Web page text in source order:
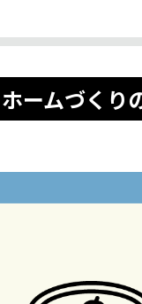
ームづくり